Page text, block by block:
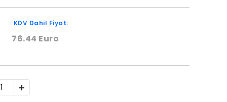
KDV Dahil Fiyat:
76.44 Euro
+